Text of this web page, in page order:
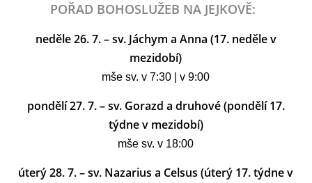
POŘAD BOHOSLUŽEB NA JEJKOVĚ:
neděle 26. 7. – sv. Jáchym a Anna (17. neděle v
mezidobí)
mše sv. v 7:30 | v 9:00
pondělí 27. 7. – sv. Gorazd a druhové (pondělí 17.
týdne v mezidobí)
mše sv. v 18:00
úterý 28. 7. – sv. Nazarius a Celsus (úterý 17. týdne v